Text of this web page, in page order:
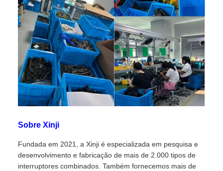
Sobre Xinji
Fundada em 2021, a Xinji é especializada em pesquisa e
desenvolvimento e fabricação de mais de 2.000 tipos de
interruptores combinados. Também fornecemos mais de